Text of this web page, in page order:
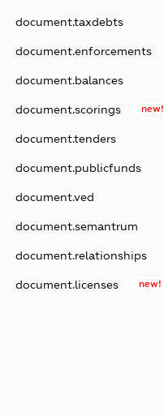
document.taxdebts
document.enforcements
document.balances
document.scorings new!
document.tenders
document.publicfunds
document.ved
document.semantrum
document.relationships
document.licenses new!